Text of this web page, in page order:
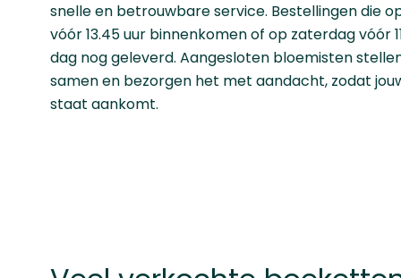
snelle en betrouwbare service. Bestellingen die
vóór 13.45 uur binnenkomen of op zaterdag vóór
dag nog geleverd. Aangesloten bloemisten
samen en bezorgen het met aandacht, zodat
staat aankomt.